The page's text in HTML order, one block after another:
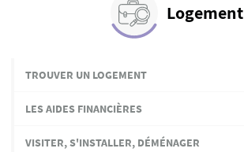
Logement
TROUVER UN LOGEMENT
LES AIDES FINANCIÈRES
VISITER, S'INSTALLER, DÉMÉNAGER